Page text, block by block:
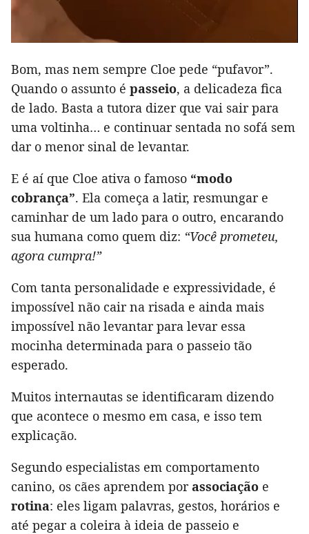
Bom, mas nem sempre Cloe pede “pufavor”.
Quando o assunto é passeio, a delicadeza fica
de lado. Basta a tutora dizer que vai sair para
uma voltinha… e continuar sentada no sofá sem
dar o menor sinal de levantar.
E é aí que Cloe ativa o famoso “modo
cobrança”. Ela começa a latir, resmungar e
caminhar de um lado para o outro, encarando
sua humana como quem diz: “Você prometeu,
agora cumpra!”
Com tanta personalidade e expressividade, é
impossível não cair na risada e ainda mais
impossível não levantar para levar essa
mocinha determinada para o passeio tão
esperado.
Muitos internautas se identificaram dizendo
que acontece o mesmo em casa, e isso tem
explicação.
Segundo especialistas em comportamento
canino, os cães aprendem porassociação e
rotina: eles ligam palavras, gestos, horários e
até pegar a coleira à ideia de passeio e